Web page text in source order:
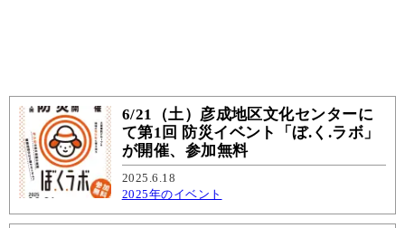
6/21（土）彦成地区文化センターに
て第1回 防災イベント「ぼ.く.ラボ」
が開催、参加無料
2025.6.18
2025年のイベント